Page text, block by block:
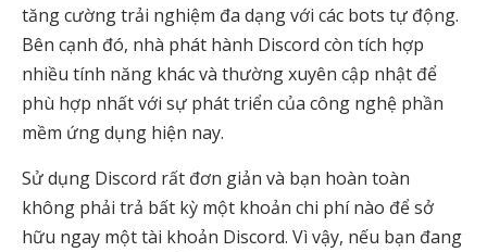
tăng cường trải nghiệm đa dạng với các bots tự động.
Bên cạnh đó, nhà phát hành Discord còn tích hợp
nhiều tính năng khác và thường xuyên cập nhật để
phù hợp nhất với sự phát triển của công nghệ phần
mềm ứng dụng hiện nay.
Sử dụng Discord rất đơn giản và bạn hoàn toàn
không phải trả bất kỳ một khoản chi phí nào để sở
hữu ngay một tài khoản Discord. Vì vậy, nếu bạn đang